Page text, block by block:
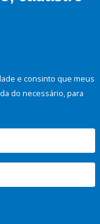
e consinto que meus
do necessário, para